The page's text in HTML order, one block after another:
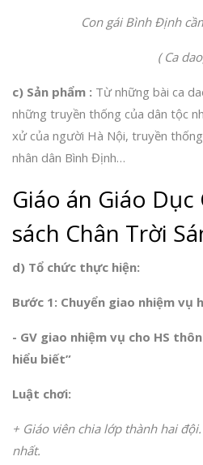
Con gái Bình Định
( Ca
c) Sản phẩm : Từ những bài ca
những truyền thống của dân tộc
xử của người Hà Nội, truyền
nhân dân Bình Định…
Giáo án Giáo Dục
sách Chân Trời
d) Tổ chức thực hiện:
Bước 1: Chuyển giao nhiệm vụ h
- GV giao nhiệm vụ cho HS thô
hiểu biết”
Luật chơi:
+ Giáo viên chia lớp thành hai
nhất.